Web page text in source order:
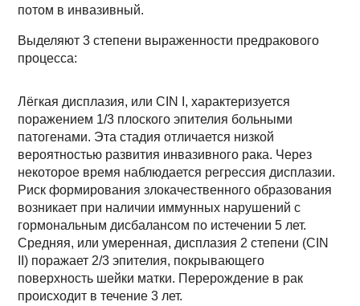
потом в инвазивный.
Выделяют 3 степени выраженности предракового
процесса:
Лёгкая дисплазия, или CIN I, характеризуется
поражением 1/3 плоского эпителия больными
патогенами. Эта стадия отличается низкой
вероятностью развития инвазивного рака. Через
некоторое время наблюдается регрессия дисплазии.
Риск формирования злокачественного образования
возникает при наличии иммунных нарушений с
гормональным дисбалансом по истечении 5 лет.
Средняя, или умеренная, дисплазия 2 степени (CIN
II) поражает 2/3 эпителия, покрывающего
поверхность шейки матки. Перерождение в рак
происходит в течение 3 лет.